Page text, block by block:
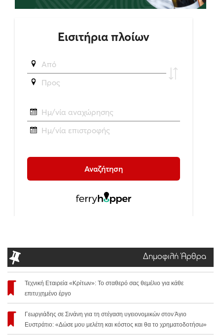
Δημοφιλή Άρθρα
Τεχνική Εταιρεία «Κρίτων»: Το σταθερό σας θεμέλιο για κάθε
επιτυχημένο έργο
Γεωργιάδης σε Σινάνη για τη στέγαση υγειονομικών στον Άγιο
Ευστράτιο: «Δώσε μου μελέτη και κόστος και θα το χρηματοδοτήσω»